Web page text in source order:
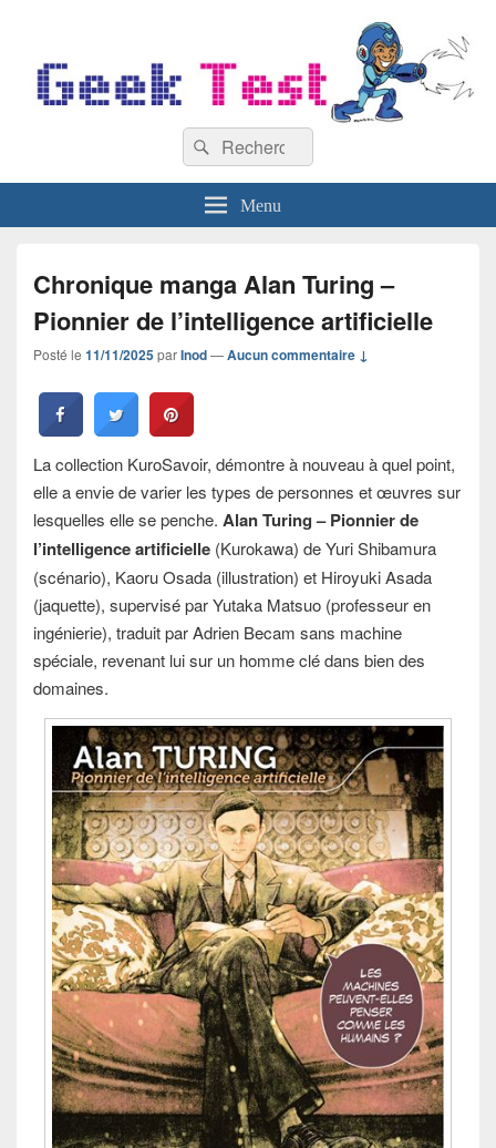
Recherche :
Rechercher
Menu
Chronique manga Alan Turing –
Pionnier de l’intelligence artificielle
Posté le 11/11/2025parInod—Aucun commentaire ↓
La collection KuroSavoir, démontre à nouveau à quel point,
elle a envie de varier les types de personnes et œuvres sur
lesquelles elle se penche. Alan Turing – Pionnier de
l’intelligence artificielle (Kurokawa) de Yuri Shibamura
(scénario), Kaoru Osada (illustration) et Hiroyuki Asada
(jaquette), supervisé par Yutaka Matsuo (professeur en
ingénierie), traduit par Adrien Becam sans machine
spéciale, revenant lui sur un homme clé dans bien des
domaines.